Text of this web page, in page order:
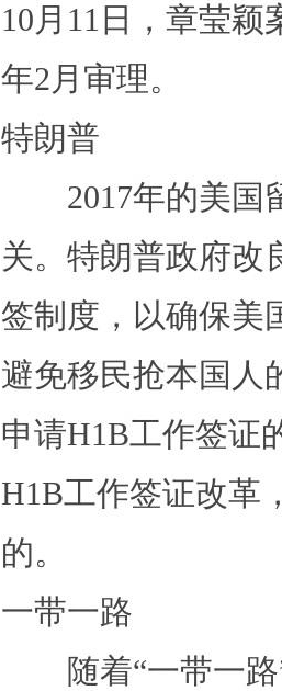
10月11日，章莹颖
年2月审理。
特朗普
2017年的美国
关。特朗普政府改
签制度，以确保美
避免移民抢本国人
申请H1B工作签证
H1B工作签证改革
的。
一带一路
随着“一带一路”